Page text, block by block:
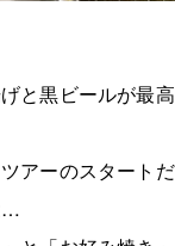
と黒ビールが最
アーのスタートだ
…